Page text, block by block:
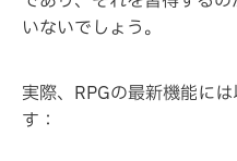
いないでしょう。
実際、RPGの最新機能に
す：